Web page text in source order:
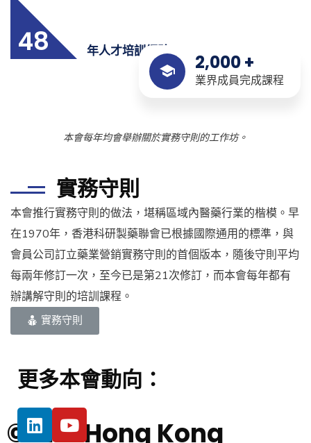
48
2,000+
業界成員完成課程
年人才培訓經驗
本會每年均會舉辦關於實務守則的工作坊。
實務守則
本會推行實務守則的做法，堪稱區域內醫藥行業的楷模。早
在1970年，香港科研製藥聯會已根據國際通用的標準，與
會員公司訂立藥業營銷實務守則的首個版本，隨後守則平均
每兩年修訂一次，至今已是第21次修訂，而本會每年都有
辦講解守則的培訓課程。
實務守則
更多本會動向：
© The Hong Kong